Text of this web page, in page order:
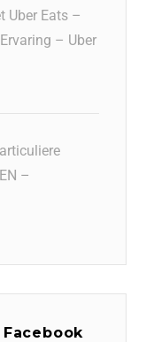
Uber Eats –
– Uber
–